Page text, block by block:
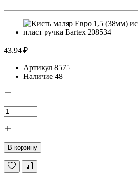
43.94 ₽
Артикул 8575
Наличие 48
В корзину